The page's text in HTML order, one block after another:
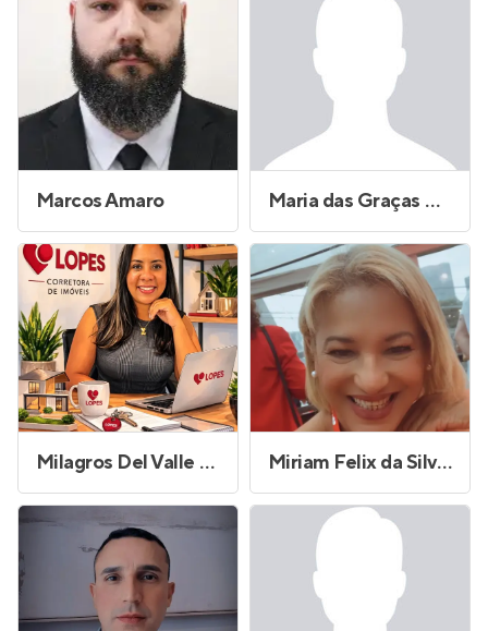
Marcos Amaro Maria das Graças Miranda da Silva
Milagros Del Valle Diaz Baez Miriam Felix da Silva Cardoso